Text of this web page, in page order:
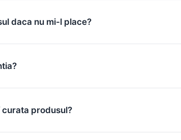
daca nu mi-l place?
curata produsul?